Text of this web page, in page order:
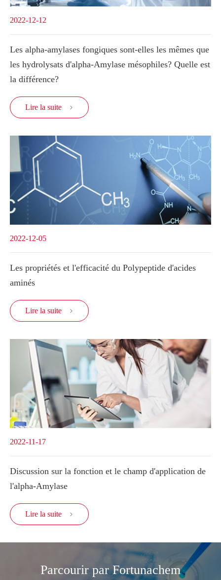
2022-12-12
Les alpha-amylases fongiques sont-elles les mêmes que
les hydrolysats d'alpha-Amylase mésophiles? Quelle est
la différence?
Lire la suite 
2022-12-05
Les propriétés et l'efficacité du Polypeptide d'acides
aminés
Lire la suite 
2022-11-17
Discussion sur la fonction et le champ d'application de
l'alpha-Amylase
Lire la suite 
Parcourir par Fortunachem